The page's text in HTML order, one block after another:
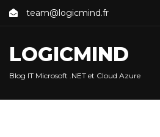
Skip
team@logicmind.fr
LOGICMIND
Blog IT Microsoft .NET et Cloud Azure